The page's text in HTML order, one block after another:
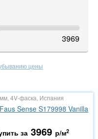
3969
цены
4V-фаска, Испания
Sense S179998 Vanilla
за 3969 р/м2